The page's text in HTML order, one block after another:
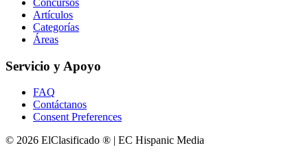
Concursos
Artículos
Categorías
Áreas
Servicio y Apoyo
FAQ
Contáctanos
Consent Preferences
© 2026 ElClasificado ® | EC Hispanic Media